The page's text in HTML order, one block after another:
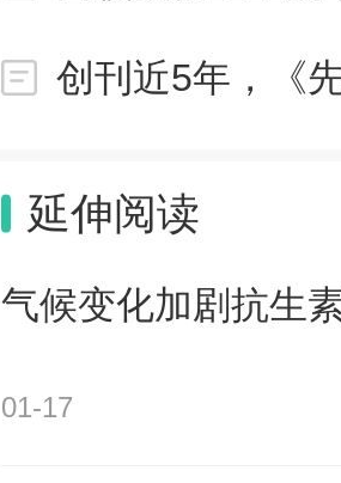
延伸阅读
气候变化加剧抗生
01-17